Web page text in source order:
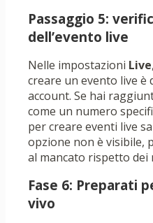
Passaggio 5:
dell’evento live
Nelle impostazioni Live
creare un evento live
account. Se hai
come un numero
per creare eventi live
opzione non è visibile,
al mancato rispetto dei
Fase 6: Preparati
vivo